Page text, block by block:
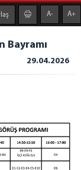
A- A+
Bayramı
29.04.2026